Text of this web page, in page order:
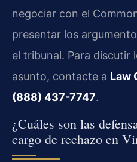
negociar con el
presentar los
el tribunal. Para discutir
asunto, contacte a Law
(888) 437-7747.
¿Cuáles son las
cargo de rechazo en